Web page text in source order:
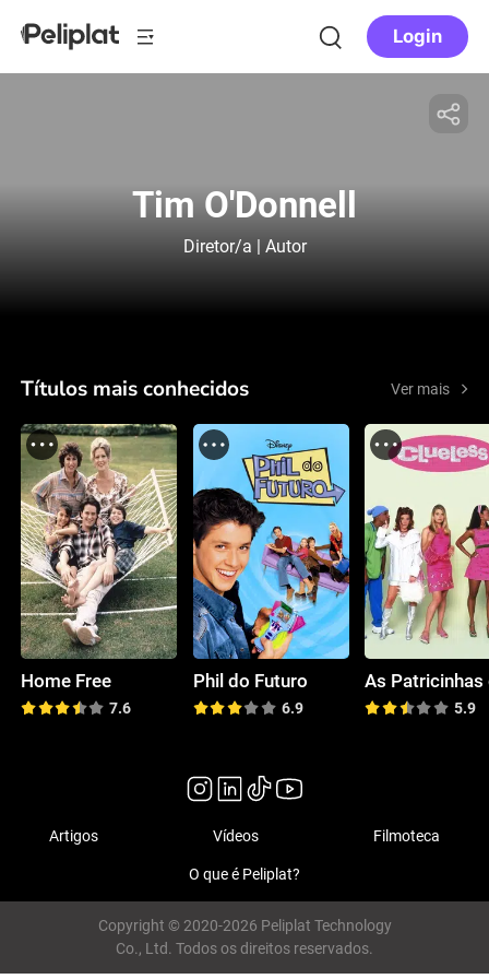
Login
Tim O'Donnell
Diretor/a | Autor
Títulos mais conhecidos Ver mais
Home Free
7.6
Phil do Futuro
6.9 5.9
Artigos Vídeos Filmoteca
O que é Peliplat?
Copyright © 2020-2026 Peliplat Technology
Co., Ltd. Todos os direitos reservados.